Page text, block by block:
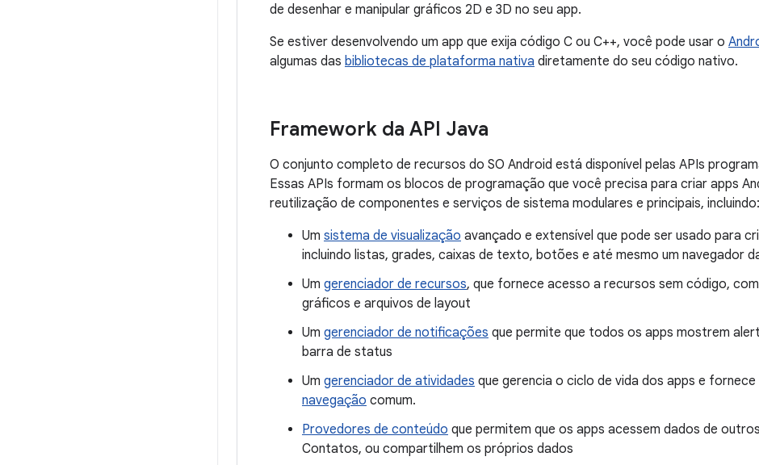
de desenhar e manipular gráficos 2D e 3D no seu app.
Se estiver desenvolvendo um app que exija código C ou C++, você pode usar o
algumas das bibliotecas de plataforma nativa diretamente do seu código nativo.
Framework da API Java
O conjunto completo de recursos do SO Android está disponível pelas APIs
Essas APIs formam os blocos de programação que você precisa para criar apps
reutilização de componentes e serviços de sistema modulares e principais, incluindo:
Um sistema de visualização avançado e extensível que pode ser usado para
incluindo listas, grades, caixas de texto, botões e até mesmo um navegador
Um gerenciador de recursos, que fornece acesso a recursos sem código,
gráficos e arquivos de layout
Um gerenciador de notificações que permite que todos os apps mostrem
barra de status
Um gerenciador de atividades que gerencia o ciclo de vida dos apps e fornece
navegação comum.
Provedores de conteúdo que permitem que os apps acessem dados de
Contatos, ou compartilhem os próprios dados